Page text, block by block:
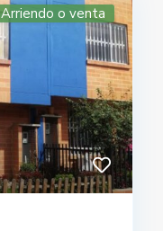
Arriendo o venta